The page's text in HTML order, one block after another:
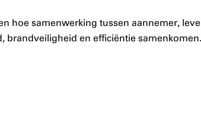
hoe samenwerking tussen aannemer,
brandveiligheid en efficiëntie samenkomen.